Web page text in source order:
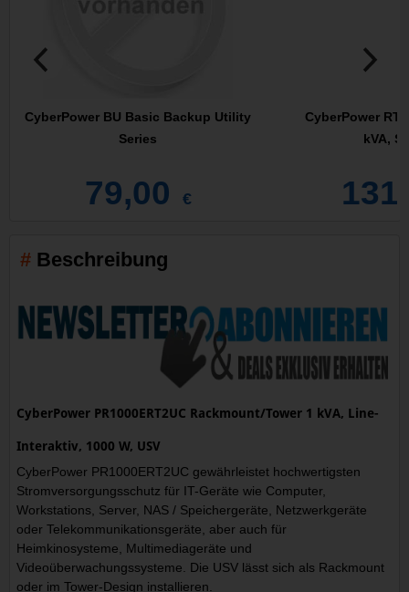
CyberPower BU Basic Backup Utility
Series
79,00 €
CyberPower
kVA,
Beschreibung
CyberPower PR1000ERT2UC Rackmount/Tower 1 kVA, Line-
Interaktiv, 1000 W, USV
CyberPower PR1000ERT2UC gewährleistet hochwertigsten
Stromversorgungsschutz für IT-Geräte wie Computer,
Workstations, Server, NAS / Speichergeräte, Netzwerkgeräte
oder Telekommunikationsgeräte, aber auch für
Heimkinosysteme, Multimediageräte und
Videoüberwachungssysteme. Die USV lässt sich als Rackmount
oder im Tower-Design installieren.